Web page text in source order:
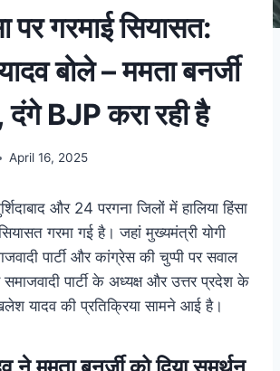
पर गरमाई सियासत:
बोले – ममता बनर्जी
BJP करा रही है
April 16, 2025
और 24 परगना जिलों में हालिया हिंसा
गरमा गई है। जहां मुख्यमंत्री योगी
पार्टी और कांग्रेस की चुप्पी पर सवाल
पार्टी के अध्यक्ष और उत्तर प्रदेश के
यादव की प्रतिक्रिया सामने आई है।